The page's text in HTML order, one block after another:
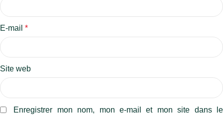
E-mail *
Site web
Enregistrer mon nom, mon e-mail et mon site dans le